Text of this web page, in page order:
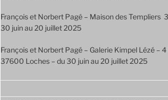
François et Norbert Pagé – Maison des Templiers
30 juin au 20 juillet 2025
François et Norbert Pagé – Galerie Kimpel Lézé – 4
37600 Loches – du 30 juin au 20 juillet 2025